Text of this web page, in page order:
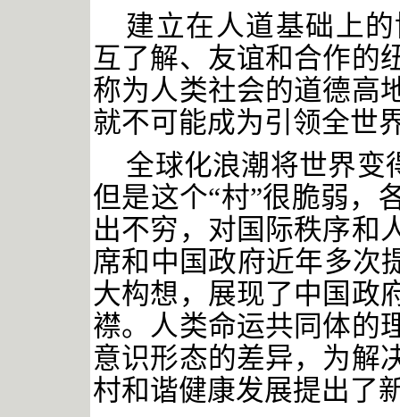
建立在人道基础上
互了解、友谊和合作的
称为人类社会的道德高
就不可能成为引领全世
全球化浪潮将世界变
但是这个“村”很脆弱，
出不穷，对国际秩序和
席和中国政府近年多次
大构想，展现了中国政
襟。人类命运共同体的
意识形态的差异，为解
村和谐健康发展提出了